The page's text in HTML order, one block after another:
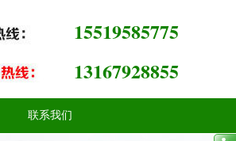
15519585775
13167928855
联系我们